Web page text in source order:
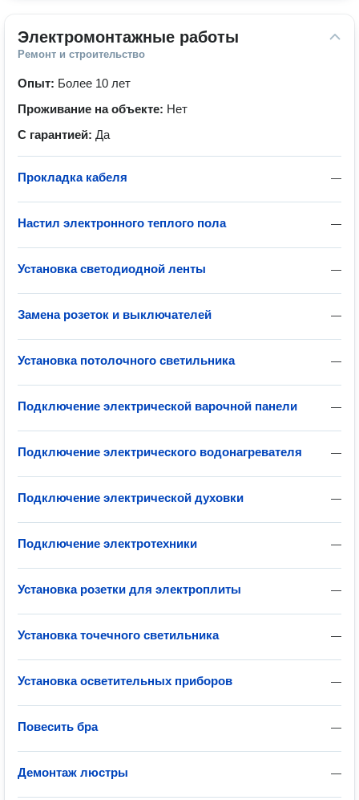
Электромонтажные работы
Ремонт и строительство
Опыт: Более 10 лет
Проживание на объекте: Нет
С гарантией: Да
—
Прокладка кабеля
—
Настил электронного теплого пола
—
Установка светодиодной ленты
—
Замена розеток и выключателей
—
Установка потолочного светильника
—
Подключение электрической варочной панели
—
Подключение электрического водонагревателя
—
Подключение электрической духовки
—
Подключение электротехники
—
Установка розетки для электроплиты
—
Установка точечного светильника
—
Установка осветительных приборов
—
Повесить бра
—
Демонтаж люстры